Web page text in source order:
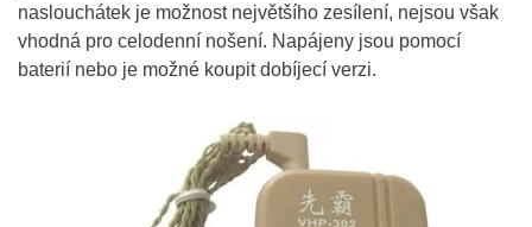
naslouchátek je možnost největšího zesílení, nejsou však
vhodná pro celodenní nošení. Napájeny jsou pomocí
baterií nebo je možné koupit dobíjecí verzi.